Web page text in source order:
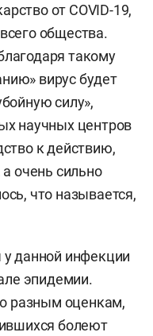
от COVID-19,
общества.
такому
вирус будет
силу»,
научных центров
к действию,
очень сильно
что называется,
данной инфекции
эпидемии.
разным оценкам,
болеют